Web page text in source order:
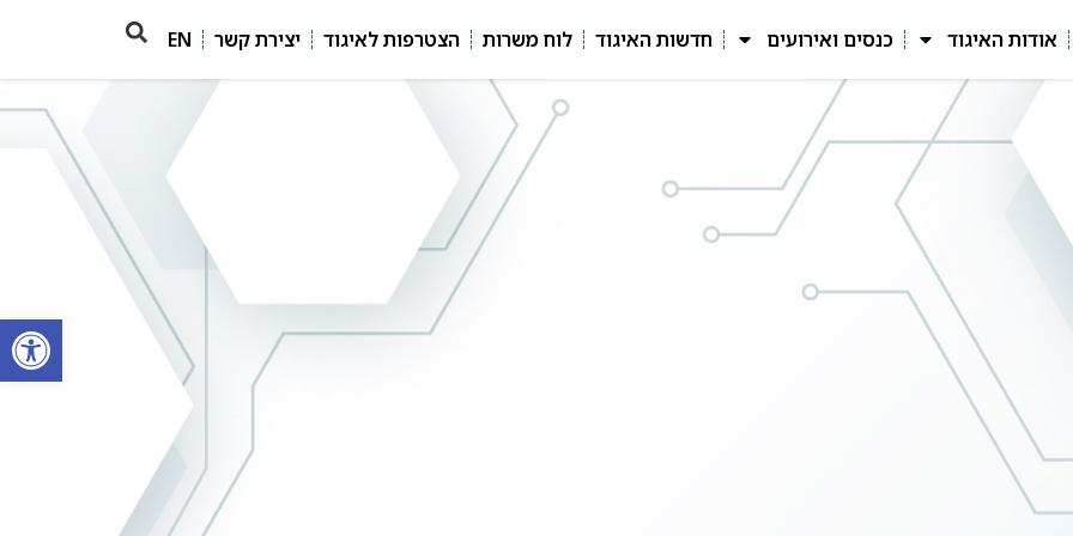
פתח
אודות האיגוד כנסים ואירועים חדשות האיגוד לוח משרות הצטרפות לאיגוד יצירת קשר EN